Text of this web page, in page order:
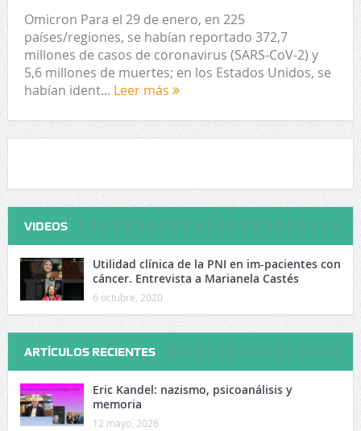
Omicron Para el 29 de enero, en 225
países/regiones, se habían reportado 372,7
millones de casos de coronavirus (SARS-CoV-2) y
5,6 millones de muertes; en los Estados Unidos, se
habían ident... Leer más
VIDEOS
Utilidad clínica de la PNI en im-pacientes con
cáncer. Entrevista a Marianela Castés
6 octubre, 2020
ARTÍCULOS RECIENTES
Eric Kandel: nazismo, psicoanálisis y
memoria
12 mayo, 2026